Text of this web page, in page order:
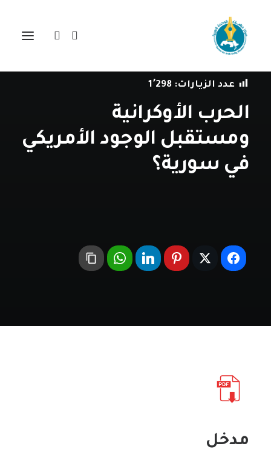
فيقراءة في الحدث
عدد الزيارات: 1٬298
الحرب الأوكرانية
ومستقبل الوجود الأمريكي
في سورية؟
مدخل